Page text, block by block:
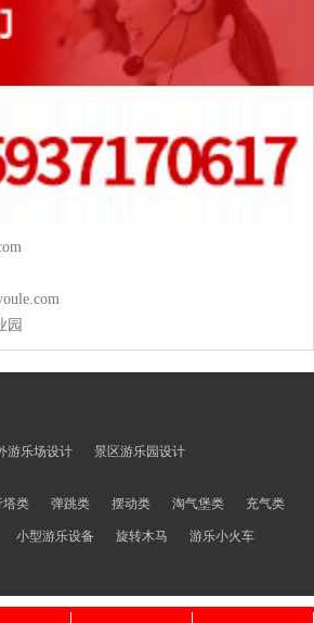
园
游乐场设计 景区游乐园设计
塔类 弹跳类 摆动类 淘气堡类 充气类
小型游乐设备 旋转木马 游乐小火车